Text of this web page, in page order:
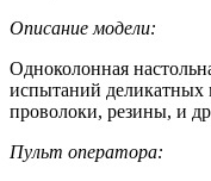
Описание модели:
Одноколонная
испытаний деликатных
проволоки, резины, и
Пульт оператора: